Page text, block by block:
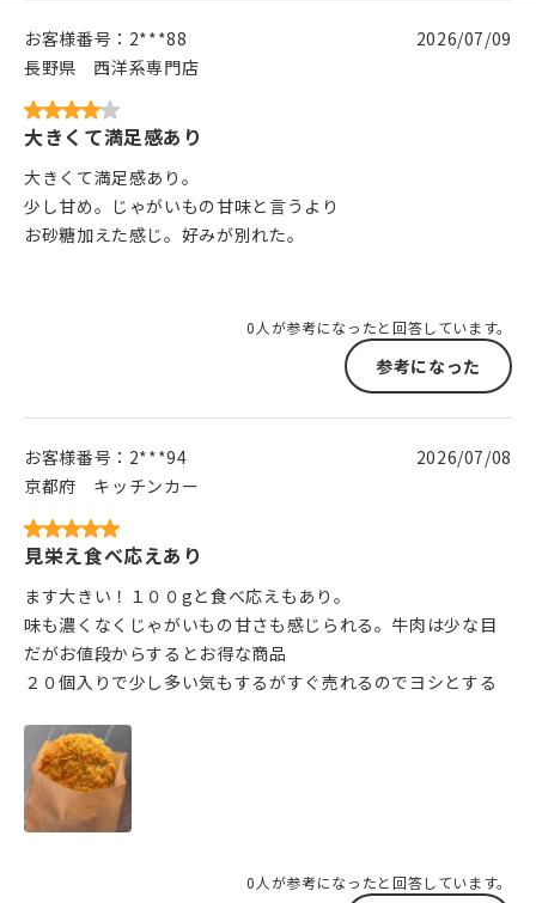
お客様番号： 2***88
長野県
西洋系専門店
2026/07/09
大きくて満足感あり
大きくて満足感あり。
少し甘め。じゃがいもの甘味と言うより
お砂糖加えた感じ。好みが別れた。
0人が参考になったと回答しています。
参考になった
お客様番号： 2***94
京都府
キッチンカー
2026/07/08
見栄え食べ応えあり
ます大きい！１００gと食べ応えもあり。
味も濃くなくじゃがいもの甘さも感じられる。牛肉は少な目
だがお値段からするとお得な商品
２０個入りで少し多い気もするがすぐ売れるのでヨシとする
0人が参考になったと回答しています。